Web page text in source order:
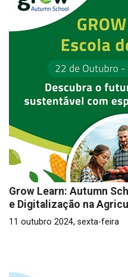
Grow Learn: Autumn
e Digitalização na
11 outubro 2024, sexta-feira